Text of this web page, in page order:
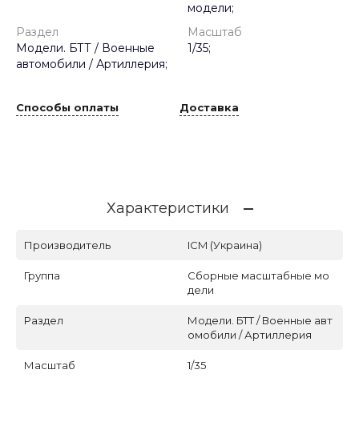
модели;
Раздел
Модели. БТТ / Военные
автомобили / Артиллерия;
Масштаб
1/35;
Способы оплаты Доставка
Характеристики
Производитель ICM (Украина)
Группа
Сборные масштабные мо
дели
Раздел
Модели. БТТ / Военные авт
омобили / Артиллерия
Масштаб 1/35